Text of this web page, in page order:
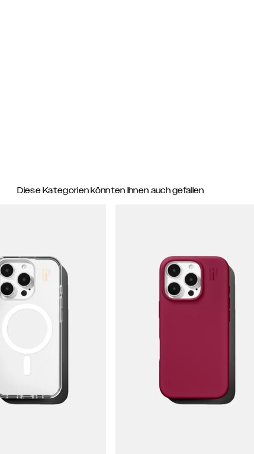
Diese Kategorien könnten Ihnen auch gefallen